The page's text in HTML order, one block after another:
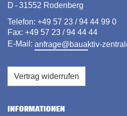
D - 31552 Rodenberg
Telefon: +49 57 23 / 94 44 99 0
Fax: +49 57 23 / 94 44 44
E-Mail: anfrage@bauaktiv-
Vertrag widerrufen
INFORMATIONEN